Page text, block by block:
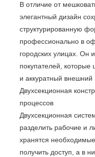
В отличие от
элегантный дизайн
структурированную
профессионально в
городских улицах. Он
покупателей, которые
и аккуратный внешний
Двухсекционная
процессов
Двухсекционная
разделить рабочие и
хранятся
получить доступ, а в